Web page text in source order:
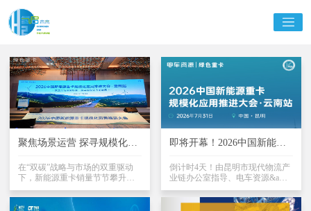
聚焦场景运营 探寻规模化运
规模化应用推进大会·云南站
成功举行
在“双碳”战略与市场的双重驱动
下，新能源重卡销量节节攀升，
市场渗透率屡创新高。新能源重
卡产品质量稳步提升、能耗逐步
下降、智能化水平快速提升、运
即将开幕！2026中国新能源
南站议程大曝光！
倒计时4天！由昆明市现代物流产
业链办公室指导、电车资源&amp;
绿色重卡与昆明市供应链协会联
合主办、亿信恒达协办的“2026中
国新能源重卡规模化应用推进大